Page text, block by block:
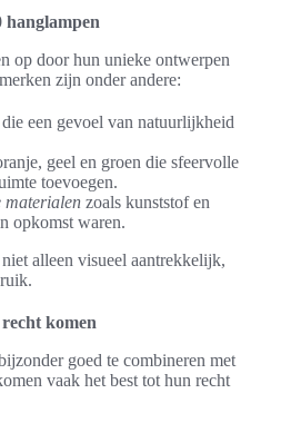
hanglampen
op door hun unieke ontwerpen
zijn onder andere:
die een gevoel van natuurlijkheid
geel en groen die sfeervolle
toevoegen.
materialen zoals kunststof en
opkomst waren.
alleen visueel aantrekkelijk,
komen
goed te combineren met
vaak het best tot hun recht